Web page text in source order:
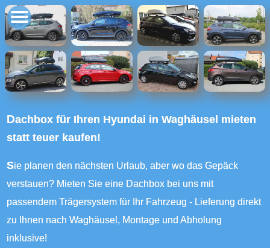
Dachbox für Ihren Hyundai in Waghäusel mieten
statt teuer kaufen!
Sie planen den nächsten Urlaub, aber wo das Gepäck
verstauen? Mieten Sie eine Dachbox bei uns mit
passendem Trägersystem für Ihr Fahrzeug - Lieferung direkt
zu Ihnen nach Waghäusel, Montage und Abholung
inklusive!